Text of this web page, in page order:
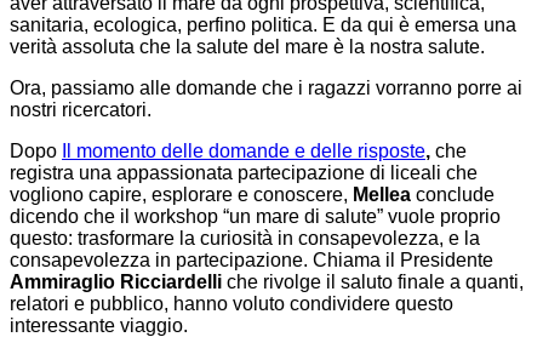
sanitaria, ecologica, perfino politica. E da qui è emersa una
verità assoluta che la salute del mare è la nostra salute.
Ora, passiamo alle domande che i ragazzi vorranno porre ai
nostri ricercatori.
Dopo
Il momento delle domande e delle risposte, che
registra una appassionata partecipazione di liceali che
vogliono capire, esplorare e conoscere, Mellea conclude
dicendo che il workshop “un mare di salute” vuole proprio
questo: trasformare la curiosità in consapevolezza, e la
consapevolezza in partecipazione. Chiama il Presidente
Ammiraglio Ricciardelli che rivolge il saluto finale a quanti,
relatori e pubblico, hanno voluto condividere questo
interessante viaggio.